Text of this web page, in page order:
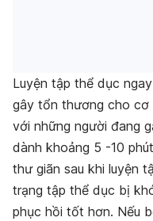
Luyện tập thể dục
gây tổn thương cho cơ
với những người đang
dành khoảng 5 -10
thư giãn sau khi luyện
trạng tập thể dục bị
phục hồi tốt hơn. Nếu